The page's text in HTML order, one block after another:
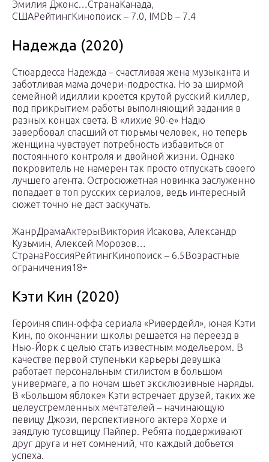
Эмилия Джонс…СтранаКанада,
СШАРейтингКинопоиск – 7.0, IMDb – 7.4
Надежда (2020)
Стюардесса Надежда – счастливая жена музыканта и
заботливая мама дочери-подростка. Но за ширмой
семейной идиллии кроется крутой русский киллер,
под прикрытием работы выполняющий задания в
разных концах света. В «лихие 90-е» Надю
завербовал спасший от тюрьмы человек, но теперь
женщина чувствует потребность избавиться от
постоянного контроля и двойной жизни. Однако
покровитель не намерен так просто отпускать своего
лучшего агента. Остросюжетная новинка заслуженно
попадает в топ русских сериалов, ведь интересный
сюжет точно не даст заскучать.
ЖанрДрамаАктерыВиктория Исакова, Александр
Кузьмин, Алексей Морозов…
СтранаРоссияРейтингКинопоиск – 6.5Возрастные
ограничения18+
Кэти Кин (2020)
Героиня спин-оффа сериала «Ривердейл», юная Кэти
Кин, по окончании школы решается на переезд в
Нью-Йорк с целью стать известным модельером. В
качестве первой ступеньки карьеры девушка
работает персональным стилистом в большом
универмаге, а по ночам шьет эксклюзивные наряды.
В «Большом яблоке» Кэти встречает друзей, таких же
целеустремленных мечтателей – начинающую
певицу Джози, перспективного актера Хорхе и
заядлую тусовщицу Пайпер. Ребята поддерживают
друг друга и нет сомнений, что каждый добьется
успеха.